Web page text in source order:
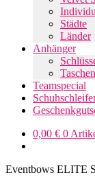
Städte
Länder
Anhänger
Teamspecial
0,00 € 0
Eventbows ELITE